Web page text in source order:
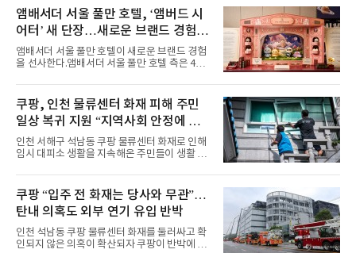
력을 앞세워 매 무대 색다른 볼거리를 선사했다.
특히 화사한 파스텔 톤의 비치웨어부터 청량한
마린룩, 햇살 아래 반짝이는 물결을 연상시키는
스커트, 강렬한 붉은 계열의 스타일링까지 각기
다른 매력을 선보였다. 브브걸은 다채로운 여름
패션을 완벽하게 소화하며 보
앰배서더 서울 풀만 호텔, ‘앰버드 시
어터’ 새 단장…새로운 브랜드 경험 선
사
앰배서더 서울 풀만 호텔이 새로운 브랜드 경험
을 선사한다.앰배서더 서울 풀만 호텔 측은 4일
이야기를 담은 인형 극장 콘셉트의 공간 ‘앰버드
시어터(Ambird Theater)’를 새롭게 선보인
다”고 밝혔다.앰배서더 서울 풀만 호텔은 로비
한편에 마련된 앰버드 존을 통해 앰버드의 세계
관을 소개해왔다. 앰버드 존은 앰버드가 우주여
행 중 수집한 다양한 굿즈를 전시한 '앰버드 플래
닛(Ambird Planet)과 계절별 플라워 연출로 사
라 극장을 모티브로 한 데코레이션으로 구성됐
다. 무대 공간 및 티켓 박스
쿠팡, 인천 물류센터 화재 피해 주민
일상 복귀 지원 “지역사회 안정에 총
력”
인천 서해구 석남동 쿠팡 물류센터 화재로 인해
임시 대피소 생활을 지속해온 주민들이 생활 터
필먼트서비스(CFS)가 지난 28일부터 화재 피해
주민을 대상으로 전문 출장 청소서비스 지원에
나섬으로써 본격적인 지역사회 복구 작업이 시
작된 것이다.대피소 주민 중심 청소 접수, 첫날
부터 2가구 지원 완료CFS는 신현초등학교, 신
현북초등학교, 신현여자중학교 등 인천 서해구
관내 임시 대피소 3곳에서 체류해온 화재 피해
쿠팡 “입주 전 화재는 당사와 무관”…
탄내 의혹도 외부 연기 유입 반박
인천 석남동 쿠팡 물류센터 화재를 둘러싸고 확
인되지 않은 의혹이 확산되자 쿠팡이 반박에 나